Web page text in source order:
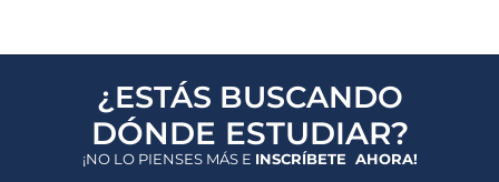
¿ESTÁS BUSCANDO
DÓNDE ESTUDIAR?
¡NO LO PIENSES MÁS E INSCRÍBETE AHORA!